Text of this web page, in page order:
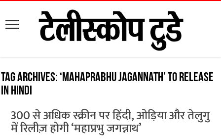
Tag Archives: ‘Mahaprabhu Jagannath’ to release
in Hindi
300 से अधिक स्क्रीन पर हिंदी, ओड़िया और तेलुगु
में रिलीज़ होगी ‘महाप्रभु जगन्नाथ’